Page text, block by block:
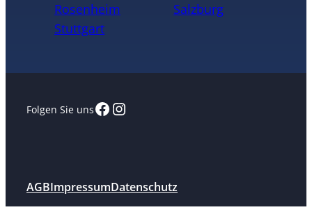
Rosenheim
Salzburg
Stuttgart
Folgen Sie unsFacebook
Instagram
AGBImpressumDatenschutz